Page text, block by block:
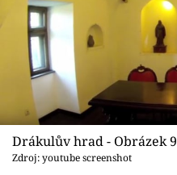
Drákulův hrad - Obrázek 9
Zdroj: youtube screenshot